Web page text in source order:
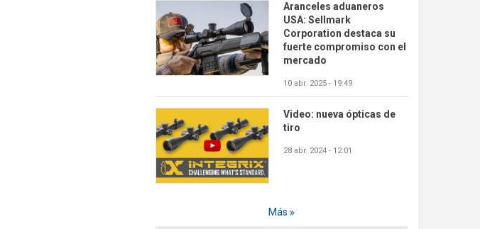
Aranceles aduaneros
USA: Sellmark
Corporation destaca su
fuerte compromiso con el
mercado
10 abr. 2025 - 19:49
Video: nueva ópticas de
tiro
28 abr. 2024 - 12:01
Más